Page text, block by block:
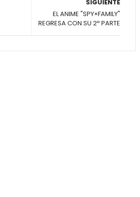
SIGUIENTE
EL ANIME "SPY×FAMILY"
REGRESA CON SU 2ª PARTE